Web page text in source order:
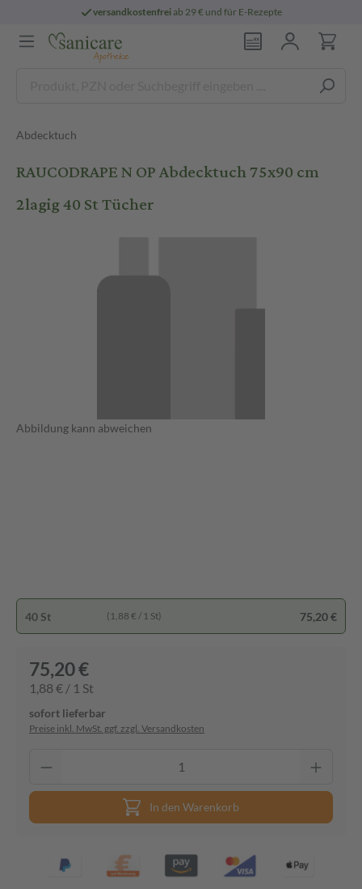
versandkostenfreiab 29 € und für E-Rezepte
Abdecktuch
RAUCODRAPE N OP Abdecktuch 75x90 cm
2lagig 40 St Tücher
Abbildung kann abweichen
40 St (1,88 € / 1 St) 75,20 €
75,20 €
1,88 € / 1 St
sofort lieferbar
Preise inkl. MwSt. ggf. zzgl. Versandkosten
In den Warenkorb